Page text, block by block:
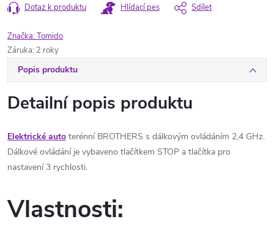
Dotaz k produktu Hlídací pes Sdílet
Značka:Tomido
Záruka: 2 roky
Popis produktu
Detailní popis produktu
Elektrické auto terénní BROTHERS s dálkovým ovládáním 2,4 GHz.
Dálkové ovládání je vybaveno tlačítkem STOP a tlačítka pro
nastavení 3 rychlosti.
Vlastnosti: